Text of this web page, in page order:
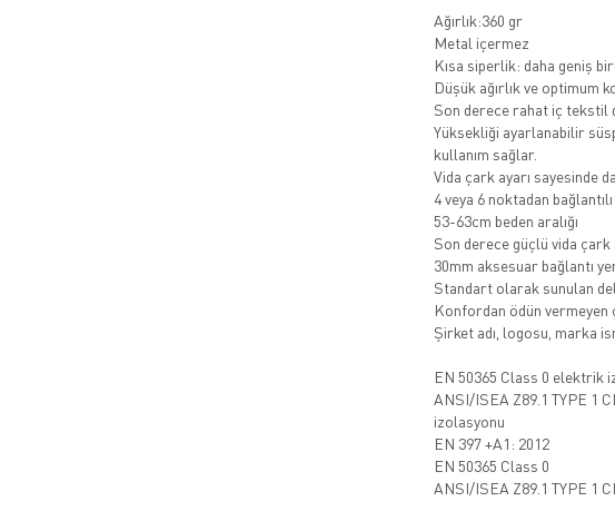
Ağırlık:360 gr
Metal içermez
Kısa siperlik: daha geniş
Düşük ağırlık ve optimum
Son derece rahat iç tekstil
Yüksekliği ayarlanabilir
kullanım sağlar.
Vida çark ayarı sayesinde
4 veya 6 noktadan
53-63cm beden aralığı
Son derece güçlü vida çark
30mm aksesuar bağlantı
Standart olarak sunulan
Konfordan ödün vermeyen
Şirket adı, logosu, marka
EN 50365 Class 0 elektrik
ANSI/ISEA Z89.1 TYPE 1
izolasyonu
EN 397 +A1: 2012
EN 50365 Class 0
ANSI/ISEA Z89.1 TYPE 1